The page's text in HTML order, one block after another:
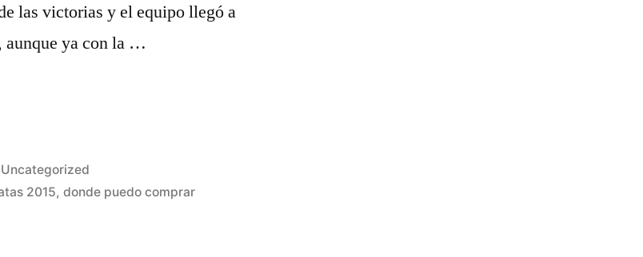
las victorias y el equipo llegó a
aunque ya con la …
Publicado
en
Uncategorized
2015,donde puedo comprar